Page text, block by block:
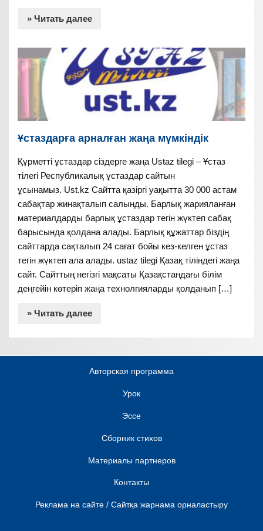
» Читать далее
Ұстаздарға арналған жаңа мүмкіндік
Құрметті ұстаздар сіздерге жаңа Ustaz tilegi – Ұстаз
тілегі Республикалық ұстаздар сайтын
ұсынамыз. Ust.kz Сайтта қазіргі уақытта 30 000 астам
сабақтар жинақталып салынды. Барлық жарияланған
материалдарды барлық ұстаздар тегін жүктеп сабақ
барысында қолдана алады. Барлық құжаттар біздің
сайттарда сақталып 24 сағат бойы кез-келген ұстаз
тегін жүктеп ала алады. ustaz tilegi Қазақ тіліндегі жаңа
сайт. Сайттың негізгі мақсаты Қазақстандағы білім
деңгейін көтеріп жаңа технолгияларды қолданып […]
» Читать далее
Авторская программа
Урок
Эссе
Сборник стихов
Материалы партнеров
Контакты
Реклама на сайте / Сайтқа жарнама орналастыру